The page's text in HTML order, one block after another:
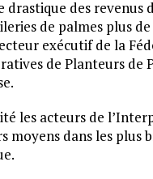
drastique des
de palmes plus
exécutif de la
de Planteurs
les acteurs de
moyens dans les